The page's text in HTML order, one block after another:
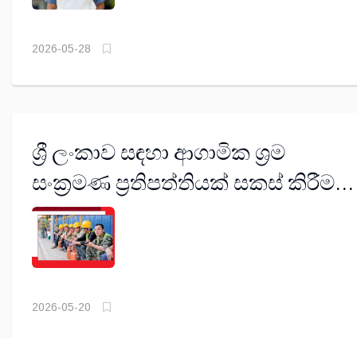
2026-05-28
ශ්‍රී ලංකාව සඳහා ආගාමික ශ්‍රම
සංක්‍රමණ ප්‍රතිපත්තියක් සකස් කිරීමට
කැබිනට් අනුමැතිය
2026-05-20